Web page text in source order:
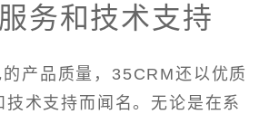
务和技术支持
的产品质量，35CRM还以优质
技术支持而闻名。无论是在系